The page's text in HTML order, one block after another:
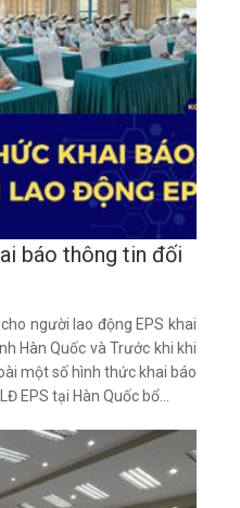
báo thông tin đối
người lao động EPS khai
Hàn Quốc và Trước khi khi
một số hình thức khai báo
EPS tại Hàn Quốc bổ...